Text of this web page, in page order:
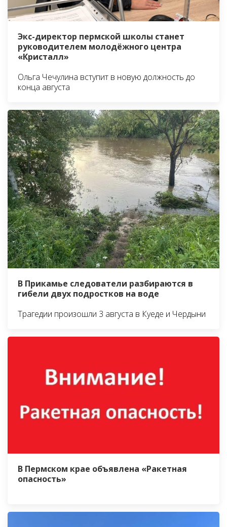
Экс-директор пермской школы станет
руководителем молодёжного центра
«Кристалл»
Ольга Чечулина вступит в новую должность до
конца августа
В Прикамье следователи разбираются в
гибели двух подростков на воде
Трагедии произошли 3 августа в Куеде и Чердыни
В Пермском крае объявлена «Ракетная
опасность»